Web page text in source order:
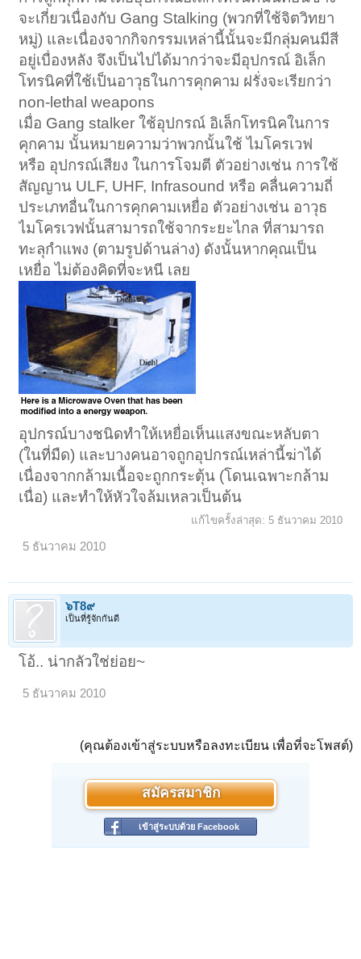
จะเกี่ยวเนื่องกับ Gang Stalking (พวกที่ใช้จิตวิทยา
หมู่) และเนื่องจากกิจกรรมเหล่านี้นั้นจะมีกลุ่มคนมีสี
อยู่เบื่องหลัง จึงเป็นไปได้มากว่าจะมีอุปกรณ์ อิเล็ก
โทรนิคที่ใช้เป็นอาวุธในการคุกคาม ฝรั่งจะเรียกว่า
non-lethal weapons
เมื่อ Gang stalker ใช้อุปกรณ์ อิเล็กโทรนิคในการ
คุกคาม นั้นหมายความว่าพวกนั้นใช้ ไมโครเวฟ
หรือ อุปกรณ์เสียง ในการโจมตี ตัวอย่างเช่น การใช้
สัญญาน ULF, UHF, Infrasound หรือ คลื่นความถี่
ประเภทอื่นในการคุกคามเหยื่อ ตัวอย่างเช่น อาวุธ
ไมโครเวฟนั้นสามารถใช้จากระยะไกล ที่สามารถ
ทะลุกำแพง (ตามรูปด้านล่าง) ดังนั้นหากคุณเป็น
เหยื่อ ไม่ต้องคิดที่จะหนี เลย
อุปกรณ์บางชนิดทำให้เหยื่อเห็นแสงขณะหลับตา
(ในที่มืด) และบางคนอาจถูกอุปกรณ์เหล่านี้ฆ่าได้
เนื่องจากกล้ามเนื้อจะถูกกระตุ้น (โดนเฉพาะกล้าม
เนื่อ) และทำให้หัวใจล้มเหลวเป็นต้น
แก้ไขครั้งล่าสุด: 5 ธันวาคม 2010
5 ธันวาคม 2010
๖T8๙
เป็นที่รู้จักกันดี
โอ้.. น่ากลัวใช่ย่อย~
5 ธันวาคม 2010
(คุณต้องเข้าสู่ระบบหรือลงทะเบียน เพื่อที่จะโพสต์)
สมัครสมาชิก
เข้าสู่ระบบด้วย Facebook